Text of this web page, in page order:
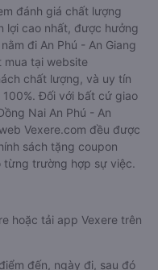
từ Đồng Nai giường
khi đặt trực tiếp vẫn
đánh giá chất lượng
cao nhất, được hưởng
đi An Phú - An Giang
tại website
chất lượng, và uy tín
Đối với bất cứ giao
Nai An Phú - An
Vexere.com đều được
từng trường hợp sự việc.